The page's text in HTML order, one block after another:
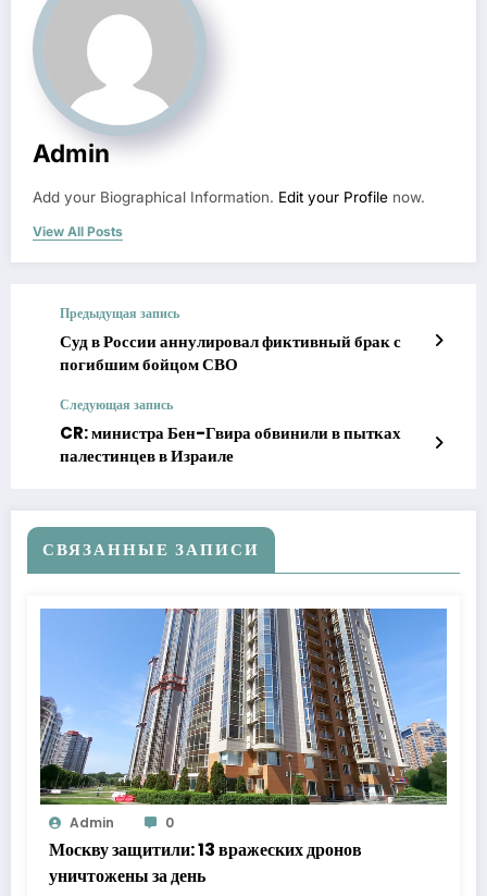
Admin
Add your Biographical Information. Edit your Profile now.
View All Posts
Предыдущая запись
Суд в России аннулировал фиктивный брак с
погибшим бойцом СВО
Следующая запись
CR: министра Бен-Гвира обвинили в пытках
палестинцев в Израиле
СВЯЗАННЫЕ ЗАПИСИ
Admin 0
Москву защитили: 13 вражеских дронов
уничтожены за день